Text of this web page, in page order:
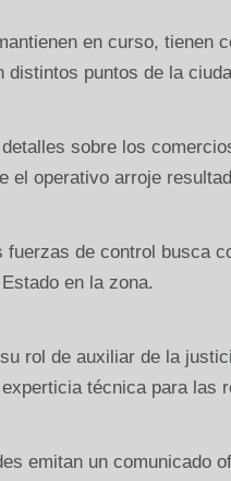
en curso,
distintos puntos de la
sobre los
el operativo arroje
fuerzas de control busca
en la zona.
rol de auxiliar de la
técnica para las
emitan un comunicado